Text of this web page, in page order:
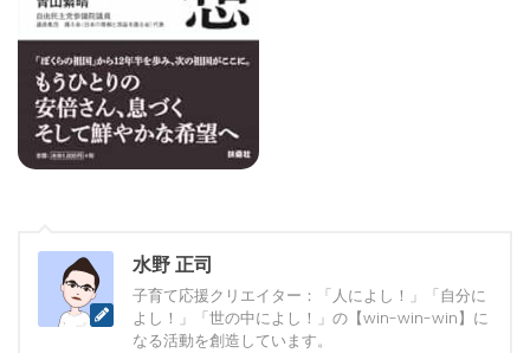
水野 正司
子育て応援クリエイター：「人によし！」「自分に
よし！」「世の中によし！」の【win-win-win】に
なる活動を創造しています。